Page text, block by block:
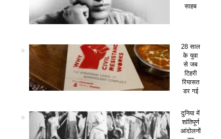
साहब
28 साल
के युवा
से जब
टिहरी
रियासत
डर गई
दुनिया में
शांतिपूर्ण
आंदोलनों